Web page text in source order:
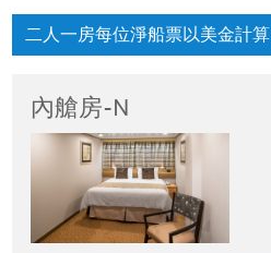
二人一房每位淨船票以美金計算
內艙房-N